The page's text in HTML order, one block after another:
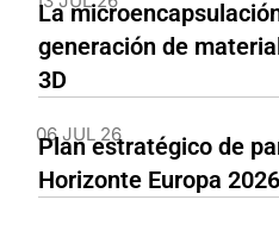
La
generación de
3D
06 JUL 26
Plan estratégico de
Horizonte Europa